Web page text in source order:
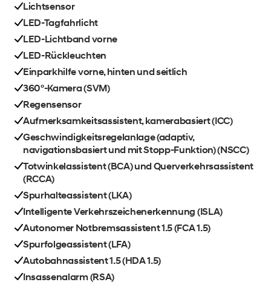
Lichtsensor
LED-Tagfahrlicht
LED-Lichtband vorne
LED-Rückleuchten
Einparkhilfe vorne, hinten und seitlich
360°-Kamera (SVM)
Regensensor
Aufmerksamkeitsassistent, kamerabasiert (ICC)
Geschwindigkeitsregelanlage (adaptiv,
navigationsbasiert und mit Stopp-Funktion) (NSCC)
Totwinkelassistent (BCA) und Querverkehrsassistent
(RCCA)
Spurhalteassistent (LKA)
Intelligente Verkehrszeichenerkennung (ISLA)
Autonomer Notbremsassistent 1.5 (FCA 1.5)
Spurfolgeassistent (LFA)
Autobahnassistent 1.5 (HDA 1.5)
Insassenalarm (RSA)